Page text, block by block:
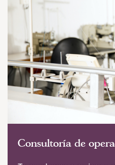
Consultoría de
Banners
Posicionamiento
Búsqueda en el